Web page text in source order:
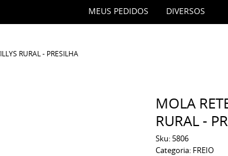
MEUS PEDIDOS DIVERSOS
RURAL - PRESILHA
MOLA
RURAL -
Sku: 5806
Categoria: FREIO